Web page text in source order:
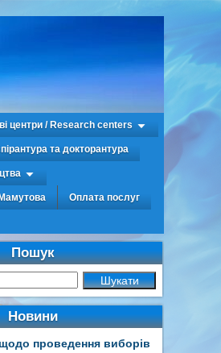
центри / Research centers
та докторантура
Оплата послуг
Пошук
Новини
проведення виборів